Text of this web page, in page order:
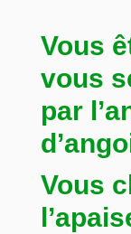
Vous
vous
par
Vous